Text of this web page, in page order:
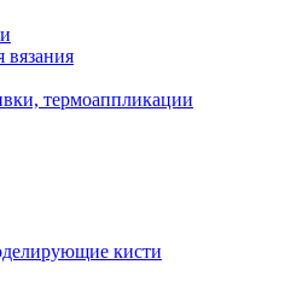
вязания
термоаппликации
кисти